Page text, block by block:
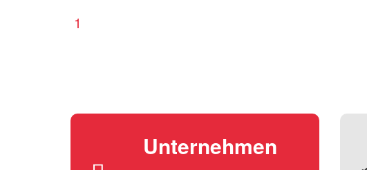
1
Unternehmen